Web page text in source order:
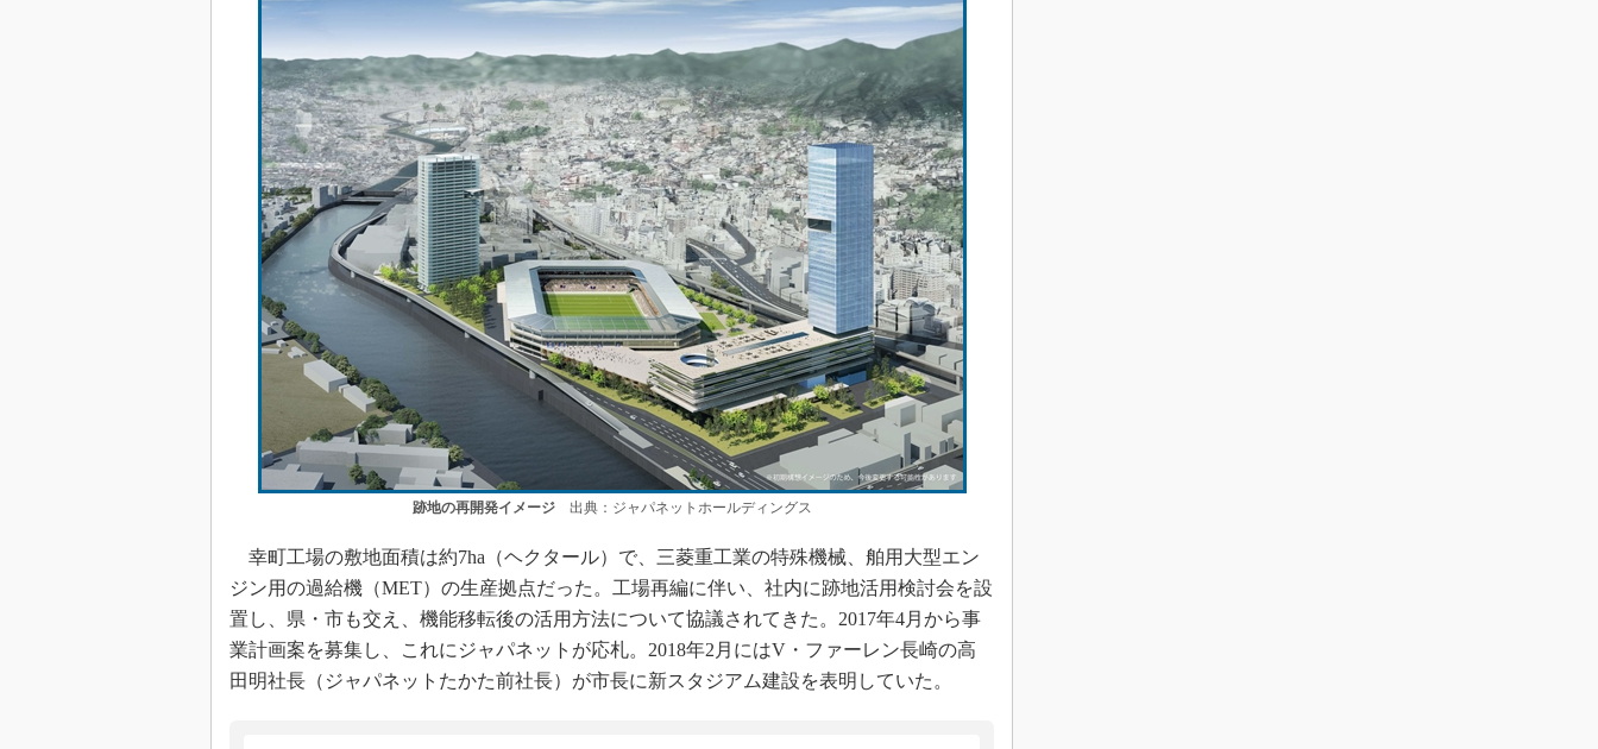
跡地の再開発イメージ出典：ジャパネットホールディングス
幸町工場の敷地面積は約7ha（ヘクタール）で、三菱重工業の特殊機械、舶用大型エン
ジン用の過給機（MET）の生産拠点だった。工場再編に伴い、社内に跡地活用検討会を設
置し、県・市も交え、機能移転後の活用方法について協議されてきた。2017年4月から事
業計画案を募集し、これにジャパネットが応札。2018年2月にはV・ファーレン長崎の高
田明社長（ジャパネットたかた前社長）が市長に新スタジアム建設を表明していた。